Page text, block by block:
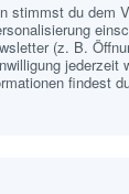
stimmst du dem
(z. B.
jederzeit
findest